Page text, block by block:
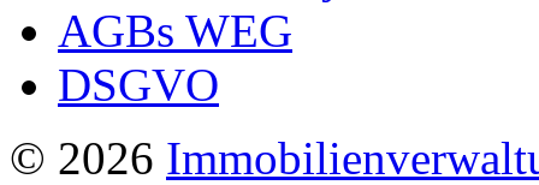
AGBs WEG
DSGVO
© 2026